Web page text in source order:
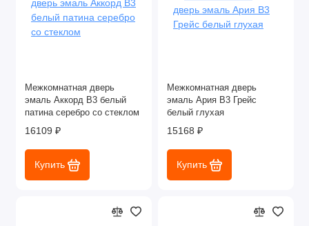
Межкомнатная дверь
эмаль Аккорд В3 белый
патина серебро со стеклом
16109 ₽
Купить
Межкомнатная дверь
эмаль Ария B3 Грейс
белый глухая
15168 ₽
Купить